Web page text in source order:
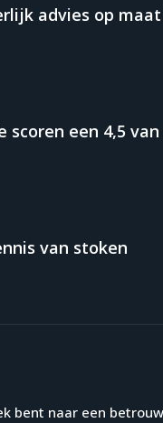
advies op maat
scoren een 4,5 van
van stoken
bent naar een